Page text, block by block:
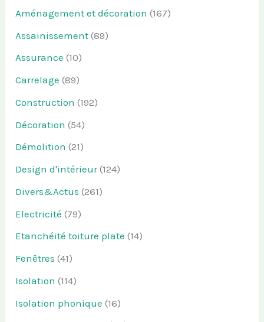
Aménagement et décoration (167)
Assainissement (89)
Assurance (10)
Carrelage (89)
Construction (192)
Décoration (54)
Démolition (21)
Design d'intérieur(124)
Divers&Actus (261)
Electricité (79)
Etanchéité toiture plate (14)
Fenêtres (41)
Isolation (114)
Isolation phonique (16)